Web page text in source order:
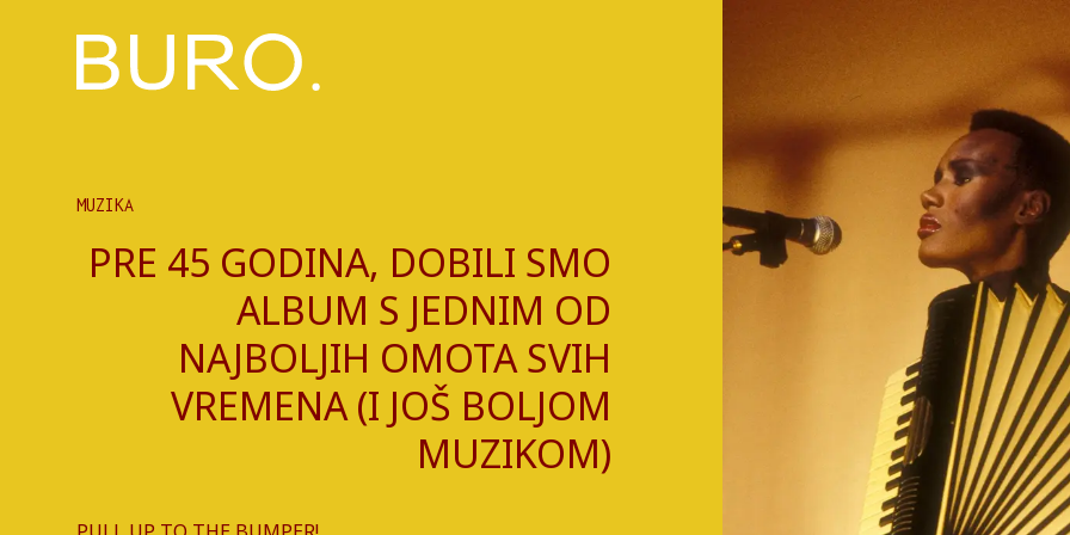
MUZIKA
PRE 45 GODINA, DOBILI SMO
ALBUM S JEDNIM OD
NAJBOLJIH OMOTA SVIH
VREMENA (I JOŠ BOLJOM
MUZIKOM)